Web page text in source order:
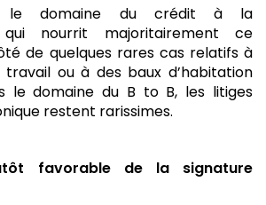
le domaine du crédit à la
qui nourrit majoritairement ce
de quelques rares cas relatifs à
ou à des baux d’habitation
le domaine du B to B, les litiges
restent rarissimes.
favorable de la signature